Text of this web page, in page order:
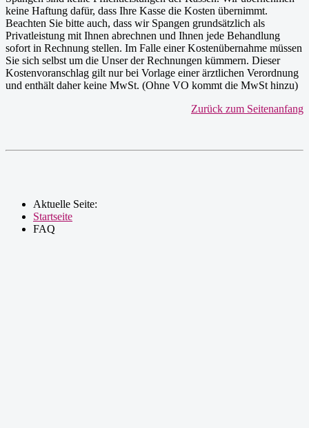
keine Haftung dafür, dass Ihre Kasse die Kosten übernimmt.
Beachten Sie bitte auch, dass wir Spangen grundsätzlich als
Privatleistung mit Ihnen abrechnen und Ihnen jede Behandlung
sofort in Rechnung stellen. Im Falle einer Kostenübernahme müssen
Sie sich selbst um die Unser der Rechnungen kümmern. Dieser
Kostenvoranschlag gilt nur bei Vorlage einer ärztlichen Verordnung
und enthält daher keine MwSt. (Ohne VO kommt die MwSt hinzu)
Zurück zum Seitenanfang
Aktuelle Seite:
Startseite
FAQ